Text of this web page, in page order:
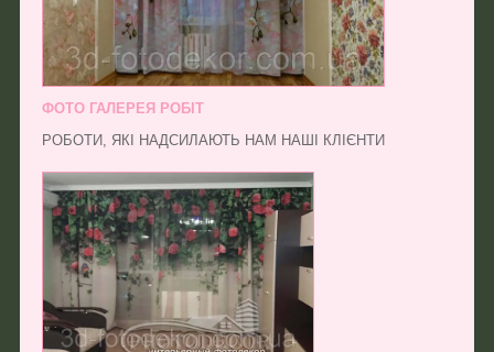
ФОТО ГАЛЕРЕЯ РОБІТ
РОБОТИ, ЯКІ НАДСИЛАЮТЬ НАМ НАШІ КЛІЄНТИ